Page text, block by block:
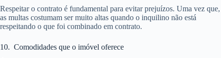
Respeitar o contrato é fundamental para evitar prejuízos. Uma vez que,
as multas costumam ser muito altas quando o inquilino não está
respeitando o que foi combinado em contrato.
10. Comodidades que o imóvel oferece